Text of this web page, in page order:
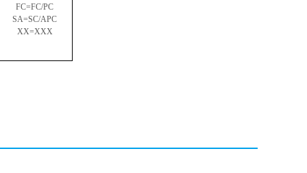
FC=FC/PC
SA=SC/APC
XX=XXX